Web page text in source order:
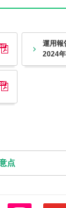
運用報
2024
点